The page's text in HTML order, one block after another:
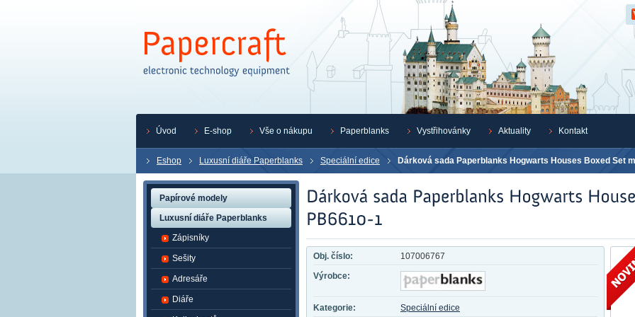
Eshop Luxusní diáře Paperblanks Speciální edice Dárková sada Paperblanks Hogwarts Houses Boxed Set
Obj. číslo:
107006767
Výrobce:
Kategorie:
Speciální edice
Papírové modely
Luxusní diáře Paperblanks
Zápisníky
Sešity
Adresáře
Diáře
Úvod E-shop Vše o nákupu Paperblanks Vystřihovánky Aktuality Kontakt